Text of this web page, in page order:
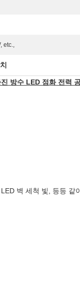
etc.,
방수 LED 점화 전력
벽 세척 빛, 등등 같